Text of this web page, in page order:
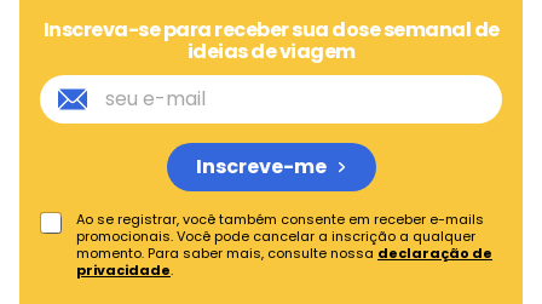
Inscreva-se para receber sua dose semanal de
ideias de viagem
Ao se registrar, você também consente em receber e-mails
promocionais. Você pode cancelar a inscrição a qualquer
momento. Para saber mais, consulte nossa declaração de
privacidade.
Inscreve-me